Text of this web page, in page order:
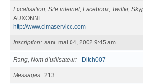
Localisation, Site internet, Facebook, Twitter,
AUXONNE
http://www.cimaservice.com
Inscription sam. mai 04, 2002 9:45 am
Rang, Nom d’utilisateur Ditch007
Messages 213